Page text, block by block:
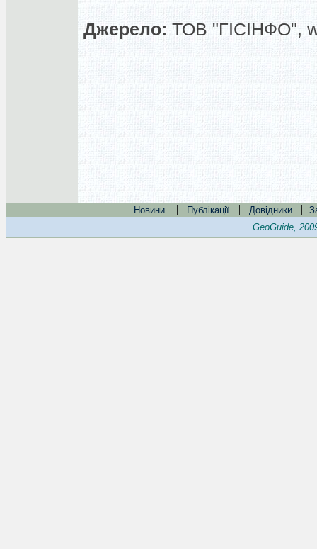
Джерело: ТОВ "ГІСІНФО",
Новини | Публікації | Довідники |
GeoGuide,